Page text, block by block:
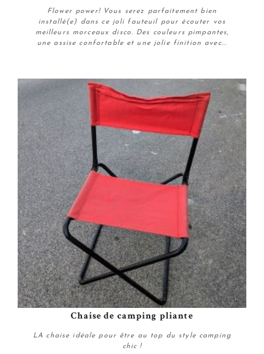
Plus de détails
Flower power! Vous serez parfaitement bien
installé(e) dans ce joli fauteuil pour écouter vos
meilleurs morceaux disco. Des couleurs pimpantes,
une assise confortable et une jolie finition avec...
Chaise de camping pliante
LA chaise idéale pour être au top du style camping
chic !